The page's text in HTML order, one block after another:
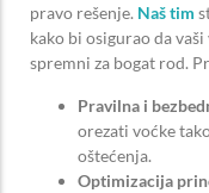
pravo rešenje. Naš tim
kako bi osigurao da
spremni za bogat rod.
Pravilna i
orezati voćke
oštećenja.
Optimizacija